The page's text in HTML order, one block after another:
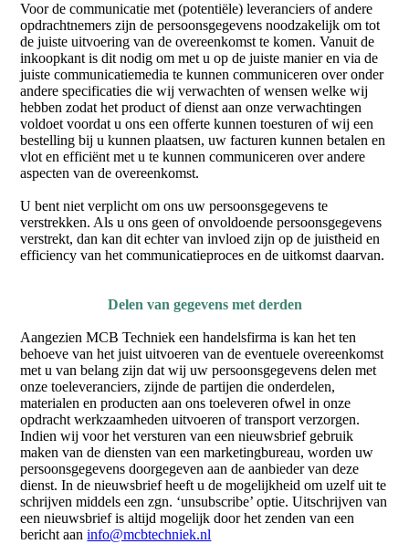
Voor de communicatie met (potentiële) leveranciers of andere
opdrachtnemers zijn de persoonsgegevens noodzakelijk om tot
de juiste uitvoering van de overeenkomst te komen. Vanuit de
inkoopkant is dit nodig om met u op de juiste manier en via de
juiste communicatiemedia te kunnen communiceren over onder
andere specificaties die wij verwachten of wensen welke wij
hebben zodat het product of dienst aan onze verwachtingen
voldoet voordat u ons een offerte kunnen toesturen of wij een
bestelling bij u kunnen plaatsen, uw facturen kunnen betalen en
vlot en efficiënt met u te kunnen communiceren over andere
aspecten van de overeenkomst.
U bent niet verplicht om ons uw persoonsgegevens te
verstrekken. Als u ons geen of onvoldoende persoonsgegevens
verstrekt, dan kan dit echter van invloed zijn op de juistheid en
efficiency van het communicatieproces en de uitkomst daarvan.
Delen van gegevens met derden
Aangezien MCB Techniek een handelsfirma is kan het ten
behoeve van het juist uitvoeren van de eventuele overeenkomst
met u van belang zijn dat wij uw persoonsgegevens delen met
onze toeleveranciers, zijnde de partijen die onderdelen,
materialen en producten aan ons toeleveren ofwel in onze
opdracht werkzaamheden uitvoeren of transport verzorgen.
Indien wij voor het versturen van een nieuwsbrief gebruik
maken van de diensten van een marketingbureau, worden uw
persoonsgegevens doorgegeven aan de aanbieder van deze
dienst. In de nieuwsbrief heeft u de mogelijkheid om uzelf uit te
schrijven middels een zgn. ‘unsubscribe’ optie. Uitschrijven van
een nieuwsbrief is altijd mogelijk door het zenden van een
bericht aaninfo@mcbtechniek.nl